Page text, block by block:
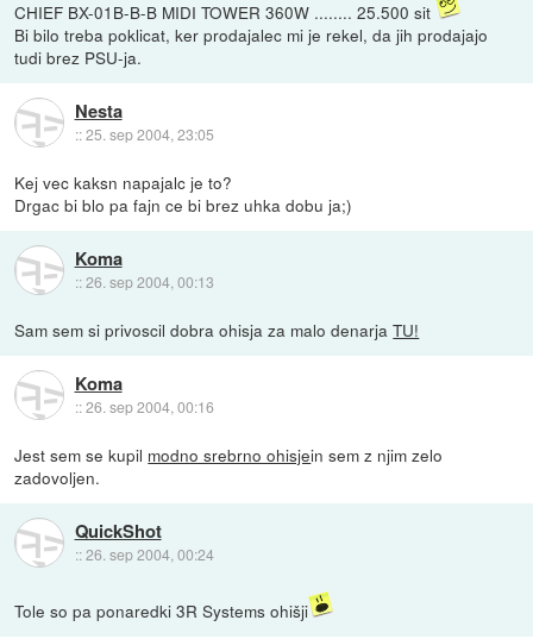
CHIEF BX-01B-B-B MIDI TOWER 360W ........ 25.500 sit
Bi bilo treba poklicat, ker prodajalec mi je rekel, da jih prodajajo
tudi brez PSU-ja.
Nesta
::25. sep 2004, 23:05
Kej vec kaksn napajalc je to?
Drgac bi blo pa fajn ce bi brez uhka dobu ja;)
Koma
::26. sep 2004, 00:13
Sam sem si privoscil dobra ohisja za malo denarjaTU!
Koma
::26. sep 2004, 00:16
Jest sem se kupil modno srebrno ohisjein sem z njim zelo
zadovoljen.
QuickShot
::26. sep 2004, 00:24
Tole so pa ponaredki 3R Systems ohišji